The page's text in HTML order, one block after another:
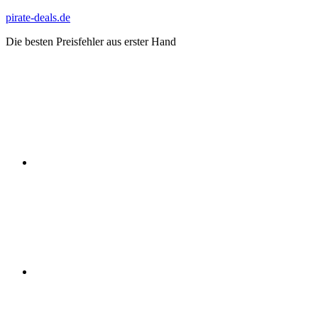
Zum
springen
pirate-deals.de
Die besten Preisfehler aus erster Hand